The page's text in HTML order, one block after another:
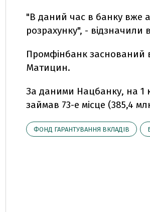
"В даний час в банку вже
розрахунку", - відзначили
Промфінбанк заснований
Матицин.
За даними Нацбанку, на 1
займав 73-е місце (385,4
ФОНД ГАРАНТУВАННЯ ВКЛАДІВ